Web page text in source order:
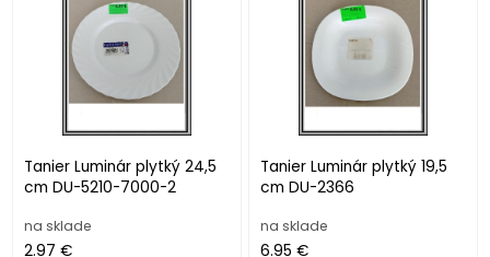
Tanier Luminár plytký 24,5
cm DU-5210-7000-2
na sklade
2.97 €
Tanier Luminár plytký 19,5
cm DU-2366
na sklade
6.95 €